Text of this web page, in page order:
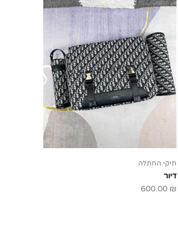
תיקי החתלה
דיור
600.00 ₪